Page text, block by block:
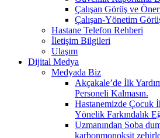
Çalışan Görüş ve
Çalışan-Yönetim
Hastane Telefon Rehberi
İletişim Bilgileri
Ulaşım
Dijital Medya
Medyada Biz
Akçakale’de İlk
Personeli Kalmasın.
Hastanemizde Çocuk
Yönelik Farkındalık
Uzmanından Soba
karbonmonoksit